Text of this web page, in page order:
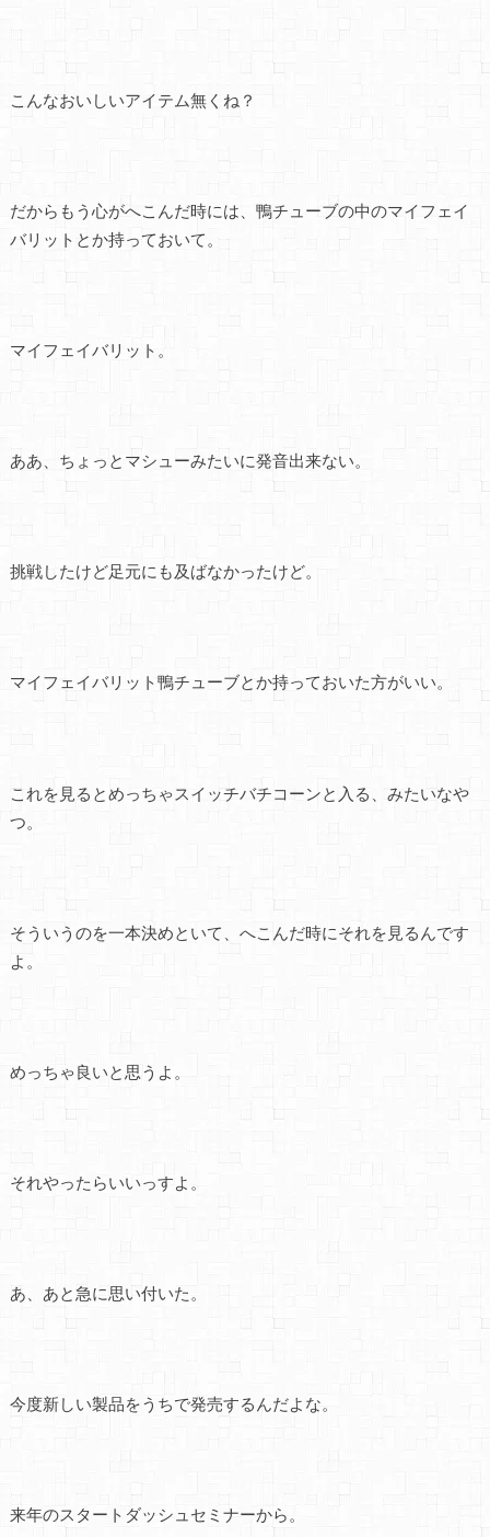
こんなおいしいアイテム無くね？
だからもう心がへこんだ時には、鴨チューブの中のマイフェイ
バリットとか持っておいて。
マイフェイバリット。
ああ、ちょっとマシューみたいに発音出来ない。
挑戦したけど足元にも及ばなかったけど。
マイフェイバリット鴨チューブとか持っておいた方がいい。
これを見るとめっちゃスイッチバチコーンと入る、みたいなや
つ。
そういうのを一本決めといて、へこんだ時にそれを見るんです
よ。
めっちゃ良いと思うよ。
それやったらいいっすよ。
あ、あと急に思い付いた。
今度新しい製品をうちで発売するんだよな。
来年のスタートダッシュセミナーから。